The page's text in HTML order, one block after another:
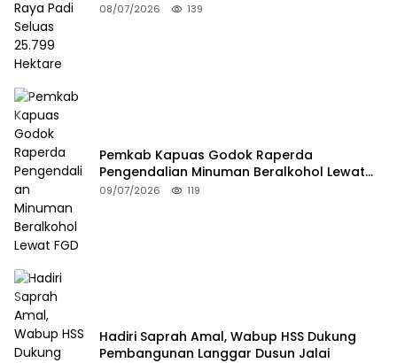
08/07/2026 139
Pemkab Kapuas Godok Raperda
Pengendalian Minuman Beralkohol Lewat
FGD
09/07/2026 119
Hadiri Saprah Amal, Wabup HSS Dukung
Pembangunan Langgar Dusun Jalai